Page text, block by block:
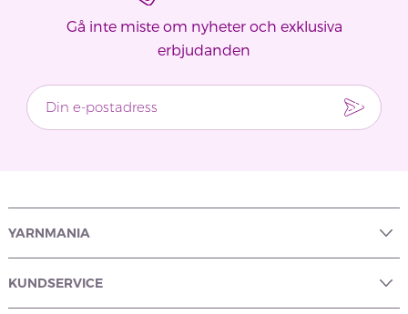
Gå inte miste om nyheter och exklusiva
erbjudanden
YARNMANIA
KUNDSERVICE